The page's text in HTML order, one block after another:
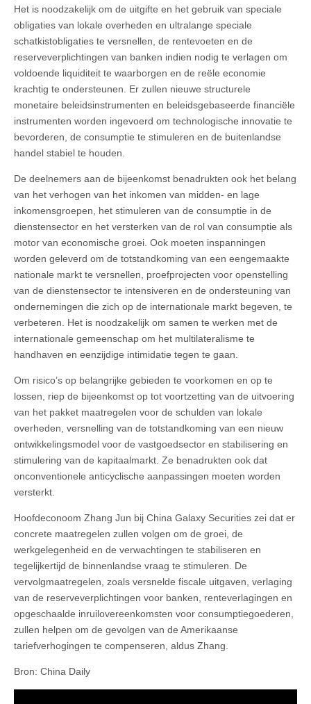
Het is noodzakelijk om de uitgifte en het gebruik van speciale
obligaties van lokale overheden en ultralange speciale
schatkistobligaties te versnellen, de rentevoeten en de
reserveverplichtingen van banken indien nodig te verlagen om
voldoende liquiditeit te waarborgen en de reële economie
krachtig te ondersteunen. Er zullen nieuwe structurele
monetaire beleidsinstrumenten en beleidsgebaseerde financiële
instrumenten worden ingevoerd om technologische innovatie te
bevorderen, de consumptie te stimuleren en de buitenlandse
handel stabiel te houden.
De deelnemers aan de bijeenkomst benadrukten ook het belang
van het verhogen van het inkomen van midden- en lage
inkomensgroepen, het stimuleren van de consumptie in de
dienstensector en het versterken van de rol van consumptie als
motor van economische groei. Ook moeten inspanningen
worden geleverd om de totstandkoming van een eengemaakte
nationale markt te versnellen, proefprojecten voor openstelling
van de dienstensector te intensiveren en de ondersteuning van
ondernemingen die zich op de internationale markt begeven, te
verbeteren. Het is noodzakelijk om samen te werken met de
internationale gemeenschap om het multilateralisme te
handhaven en eenzijdige intimidatie tegen te gaan.
Om risico’s op belangrijke gebieden te voorkomen en op te
lossen, riep de bijeenkomst op tot voortzetting van de uitvoering
van het pakket maatregelen voor de schulden van lokale
overheden, versnelling van de totstandkoming van een nieuw
ontwikkelingsmodel voor de vastgoedsector en stabilisering en
stimulering van de kapitaalmarkt. Ze benadrukten ook dat
onconventionele anticyclische aanpassingen moeten worden
versterkt.
Hoofdeconoom Zhang Jun bij China Galaxy Securities zei dat er
concrete maatregelen zullen volgen om de groei, de
werkgelegenheid en de verwachtingen te stabiliseren en
tegelijkertijd de binnenlandse vraag te stimuleren. De
vervolgmaatregelen, zoals versnelde fiscale uitgaven, verlaging
van de reserveverplichtingen voor banken, renteverlagingen en
opgeschaalde inruilovereenkomsten voor consumptiegoederen,
zullen helpen om de gevolgen van de Amerikaanse
tariefverhogingen te compenseren, aldus Zhang.
Bron: China Daily